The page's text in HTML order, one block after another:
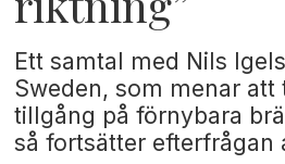
Ett samtal med Nils
Sweden, som menar att
tillgång på förnybara
så fortsätter efterfrågan